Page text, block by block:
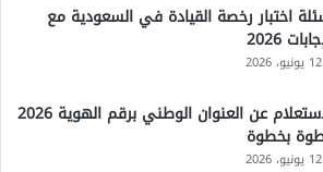
اختبار رخصة القيادة في السعودية مع
2026
12 يونيو، 2026
الاستعلام عن العنوان الوطني برقم الهوية 2026
بخطوة
12 يونيو، 2026